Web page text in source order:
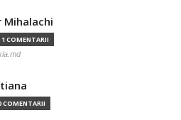
1 COMENTARII
COMENTARII